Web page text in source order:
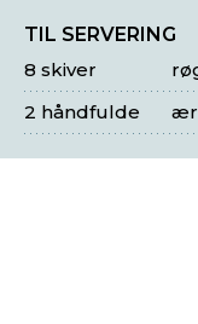
TIL SERVERING
8 skiver
2 håndfulde